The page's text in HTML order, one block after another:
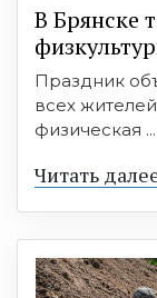
В Брянске
Праздник
всех
физическая ...
Читать